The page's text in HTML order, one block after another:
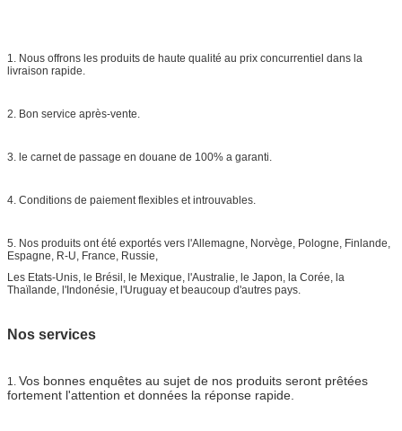
1. Nous offrons les produits de haute qualité au prix concurrentiel dans la
livraison rapide.
2. Bon service après-vente.
3. le carnet de passage en douane de 100% a garanti.
4. Conditions de paiement flexibles et introuvables.
5. Nos produits ont été exportés vers l'Allemagne, Norvège, Pologne, Finlande,
Espagne, R-U, France, Russie,
Les Etats-Unis, le Brésil, le Mexique, l'Australie, le Japon, la Corée, la
Thaïlande, l'Indonésie, l'Uruguay et beaucoup d'autres pays.
Nos services
1. Vos bonnes enquêtes au sujet de nos produits seront prêtées
fortement l'attention et données la réponse rapide.